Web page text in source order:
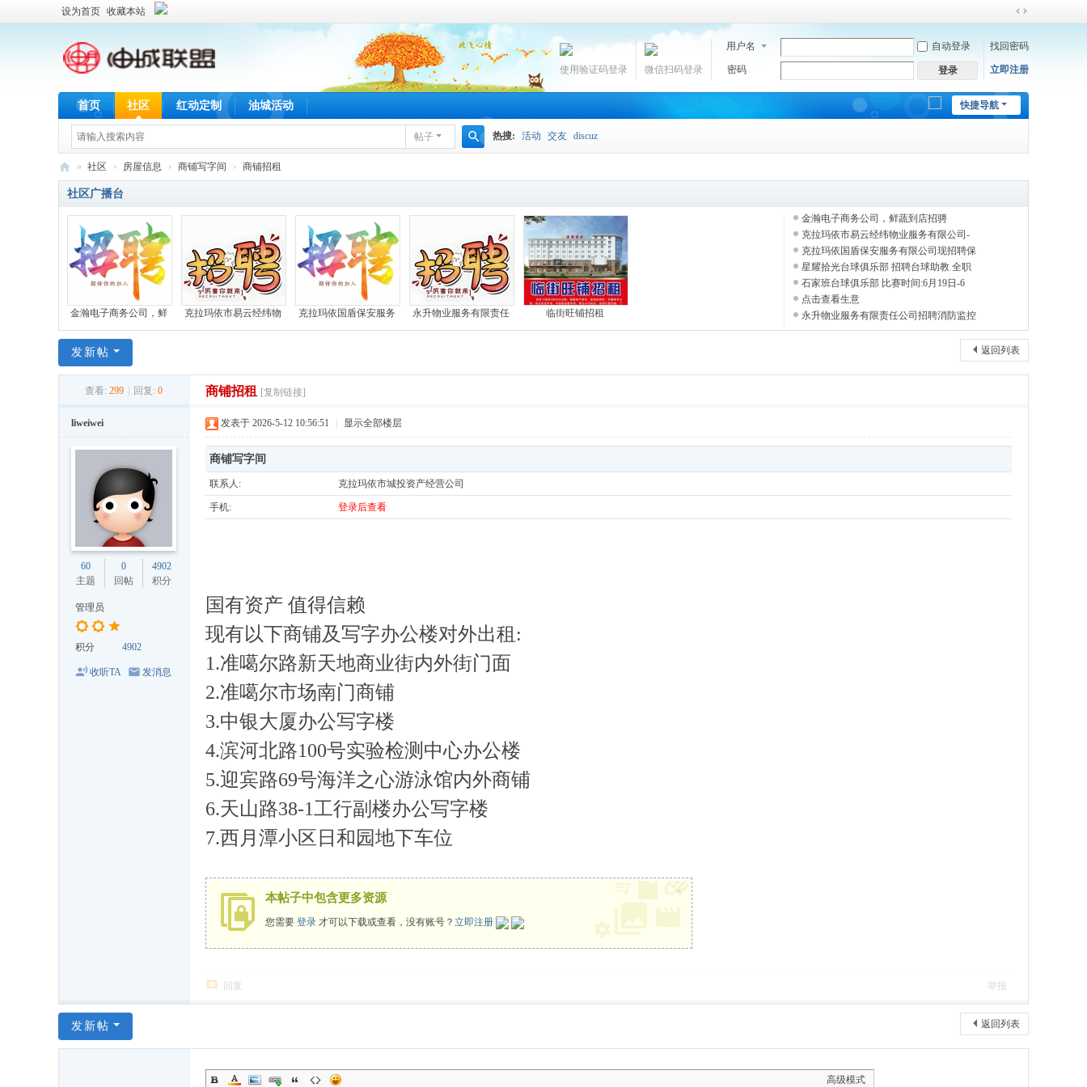
设为首页 收藏本站
切
换
到
宽
用户名 自动登录 找回密码
密码 登录 立即注册
微信扫码登录
使用验证码登录
快捷导航
首页 社区 红动定制 油城活动
帖子
索
热搜: 活动 交友 discuz
油
城
盟
» 社区 › 房屋信息 › 商铺写字间 › 商铺招租
社区广播台
金瀚电子商务公司，鲜 克拉玛依市易云经纬物 克拉玛依国盾保安服务 永升物业服务有限责任 临街旺铺招租
金瀚电子商务公司，鲜蔬到店招骋
克拉玛依市易云经纬物业服务有限公司-
克拉玛依国盾保安服务有限公司现招聘保
星耀拾光台球俱乐部 招聘台球助教 全职
石家班台球俱乐部 比赛时间:6月19日-6
点击查看生意
永升物业服务有限责任公司招聘消防监控
返回列表
发新帖
查看: 299 回复: 0 商铺招租 [复制链接]
liweiwei
60
主题
0
回帖
4902
积分
管理员
积分 4902
收听TA 发消息
发表于 2026-5-12 10:56:51 显示全部楼层
商铺写字间
联系人: 克拉玛依市城投资产经营公司
手机: 登录后查看
国有资产 值得信赖
现有以下商铺及写字办公楼对外出租:
1.准噶尔路新天地商业街内外街门面
2.准噶尔市场南门商铺
3.中银大厦办公写字楼
4.滨河北路100号实验检测中心办公楼
5.迎宾路69号海洋之心游泳馆内外商铺
6.天山路38-1工行副楼办公写字楼
7.西月潭小区日和园地下车位
本帖子中包含更多资源
您需要 登录 才可以下载或查看，没有账号？ 立即注册
×
回复 举报
返回列表
发新帖
高级模式